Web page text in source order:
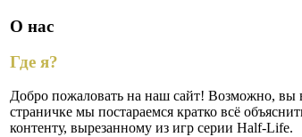
О нас
Где я?
Добро пожаловать на наш сайт! Возможно, вы
страничке мы постараемся кратко всё
контенту, вырезанному из игр серии Half-Life.